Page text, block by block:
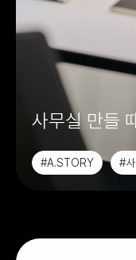
사무실 만들
#A.STORY #